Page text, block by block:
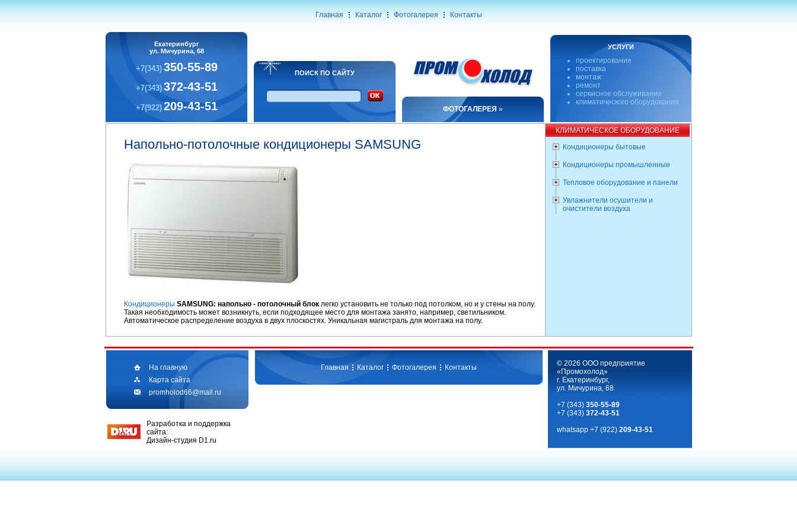
Главная Каталог Фотогалерея Контакты
Екатеринбург
ул. Мичурина, 68
+7(343) 350-55-89
+7(343) 372-43-51
+7(922) 209-43-51
ПОИСК ПО САЙТУ
ФОТОГАЛЕРЕЯ »
УСЛУГИ
проектирование
поставка
монтаж
ремонт
сервисное обслуживание
климатического оборудования
Напольно-потолочные кондиционеры SAMSUNG
Кондиционеры SAMSUNG: напольно - потолочный блоклегко установить не только под потолком, но и у стены на полу.
Такая необходимость может возникнуть, если подходящее место для монтажа занято, например, светильником.
Автоматическое распределение воздуха в двух плоскостях. Уникальная магистраль для монтажа на полу.
КЛИМАТИЧЕСКОЕ ОБОРУДОВАНИЕ
Кондиционеры бытовые
Кондиционеры промышленные
Тепловое оборудование и панели
Увлажнители осушители и
очистители воздуха
На главную
Карта сайта
promholod66@mail.ru
Главная Каталог Фотогалерея Контакты
© 2026 ООО предприятие
«Промохолод»
г. Екатеринбург,
ул. Мичурина, 68
+7 (343) 350-55-89
+7 (343) 372-43-51
whatsapp +7 (922) 209-43-51
Разработка и поддержка
сайта:
Дизайн-студия D1.ru